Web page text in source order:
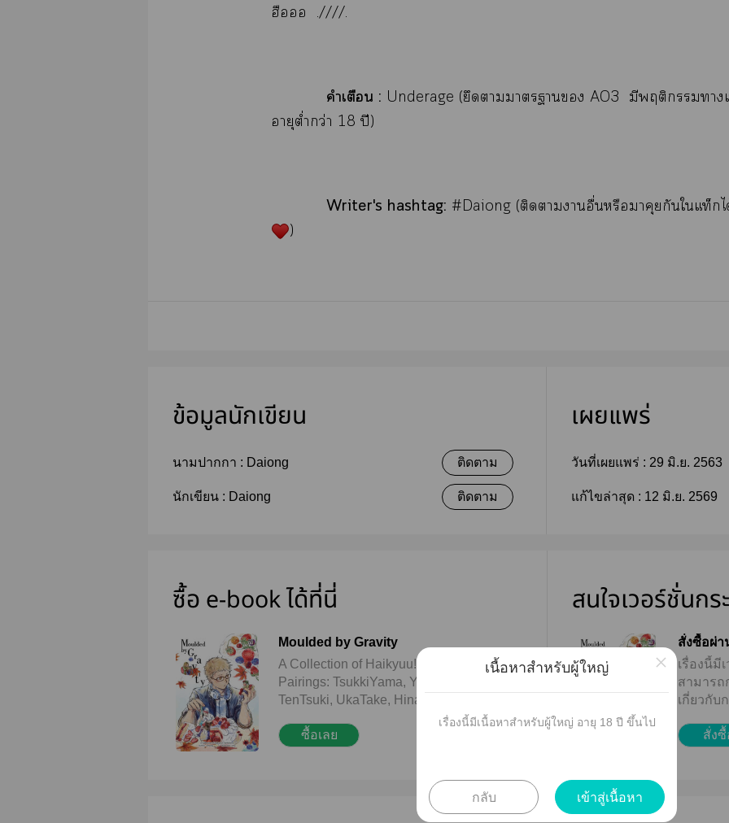
ฮือ .////.
คำเตือน : Underage (ยึดาาา AO3 มีพฤติกรรมา
อายุต่ำกว่า 18 ปี)
Writer's hashtag: #Daiong (ติดาาอื่นหรือาคุยกันใแท็กไ
)
ข้อมูลนักเขียน
นามปากกา : Daiong ติดตาม
นักเขียน : Daiong ติดตาม
เผยแพร่
วันที่เผยแพร่ : 29 มิ.ย. 2563
แก้ไขล่าสุด : 12 มิ.ย. 2569
ซื้อ e-book ได้ที่นี่
Moulded by Gravity
A Collection of Haikyuu!! Fanfictions
Pairings: TsukkiYama, YamaTsukki, UshiOi,
TenTsuki, UkaTake, HinaKen, KuroKen
Short fics (in Thai), 21 fanarts (including 2
coloured pages) Size: A5, 324 pages
Guest Illustrator: fourtwonine429 (illustrated
one of the coloured pages) –
ซื้อเลย
สนใจเวอร์ชั่นกร
สั่งซื้อผ่า
เรื่องนี้มี
สามารถ
เกี่ยวกับ
สั่งซื้
เนื้อหาสำหรับผู้ใหญ่
เรื่องนี้มีเนื้อหาสำหรับผู้ใหญ่ อายุ 18 ปี ขึ้นไป
กลับ เข้าสู่เนื้อหา
×